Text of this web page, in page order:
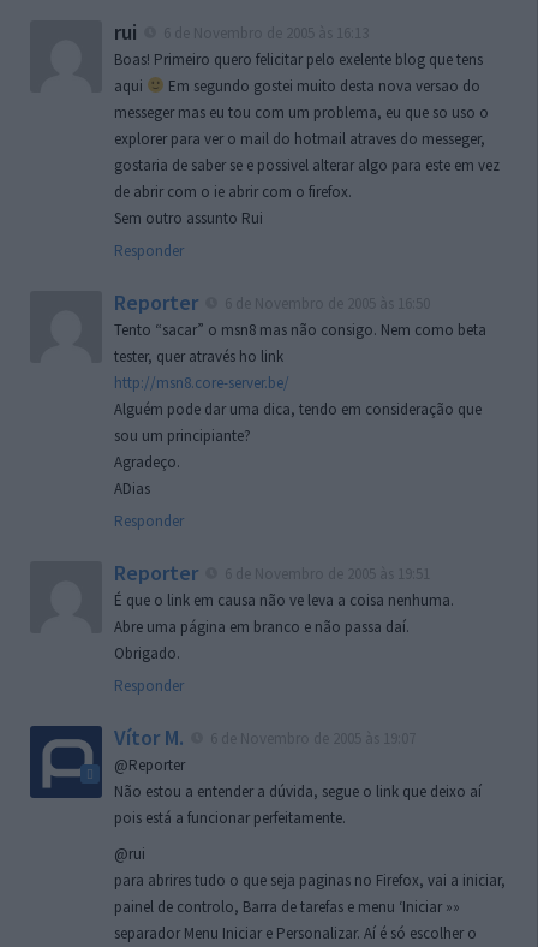
rui
Boas! Primeiro quero felicitar pelo exelente blog que tens
aqui
Em segundo gostei muito desta nova versao do
messeger mas eu tou com um problema, eu que so uso o
explorer para ver o mail do hotmail atraves do messeger,
gostaria de saber se e possivel alterar algo para este em vez
de abrir com o ie abrir com o firefox.
Sem outro assunto Rui
Responder
Reporter
Tento “sacar” o msn8 mas não consigo. Nem como beta
tester, quer através ho link
http://msn8.core-server.be/
Alguém pode dar uma dica, tendo em consideração que
sou um principiante?
Agradeço.
ADias
Responder
Reporter
É que o link em causa não ve leva a coisa nenhuma.
Abre uma página em branco e não passa daí.
Obrigado.
Responder
Vítor M.
@Reporter
Não estou a entender a dúvida, segue o link que deixo aí
pois está a funcionar perfeitamente.
@rui
para abrires tudo o que seja paginas no Firefox, vai a iniciar,
painel de controlo, Barra de tarefas e menu ‘Iniciar »»
separador Menu Iniciar e Personalizar. Aí é só escolher o